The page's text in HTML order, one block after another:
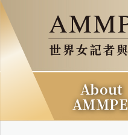
About
AMMPE